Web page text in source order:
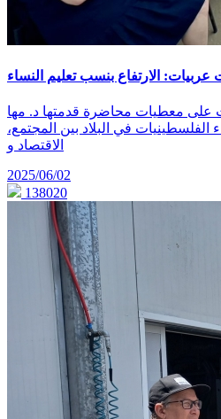
على معطيات محاضرة قدمتها د. مها
في البلاد بين المجتمع،
الاقتصاد و
2025/06/02
138020